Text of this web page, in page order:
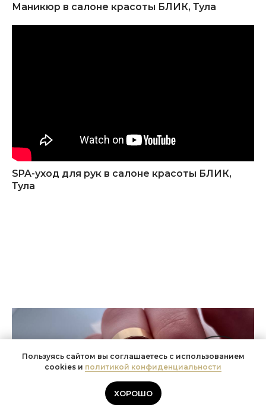
Маникюр в салоне красоты БЛИК, Тула
SPA-уход для рук в салоне красоты БЛИК,
Тула
Пользуясь сайтом вы соглашаетесь с использованием
cookies и политикой конфиденциальности
ХОРОШО
Записаться